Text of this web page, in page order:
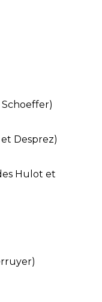
Schoeffer)
Desprez)
Hulot et